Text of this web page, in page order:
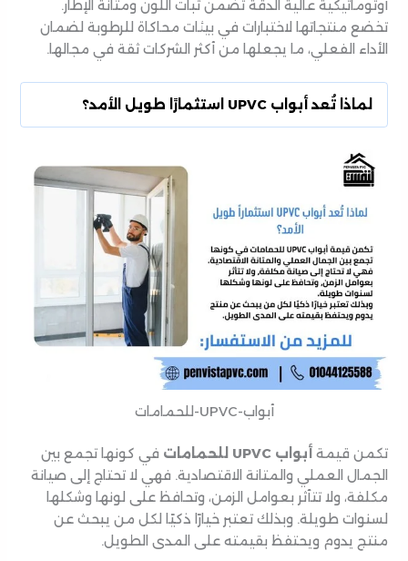
أوتوماتيكية عالية الدقة تضمن ثبات اللون ومتانة الإطار.
تخضع منتجاتها لاختبارات في بيئات محاكاة للرطوبة لضمان
الأداء الفعلي، ما يجعلها من أكثر الشركات ثقة في مجالها.
لماذا تُعد أبواب UPVC استثمارًا طويل الأمد؟
أبواب-UPVC-للحمامات
تكمن قيمة أبواب UPVC للحمامات
في كونها تجمع بين
الجمال العملي والمتانة الاقتصادية. فهي لا تحتاج إلى صيانة
مكلفة، ولا تتأثر بعوامل الزمن، وتحافظ على لونها وشكلها
لسنوات طويلة. وبذلك تعتبر خيارًا ذكيًا لكل من يبحث عن
منتج يدوم ويحتفظ بقيمته على المدى الطويل.